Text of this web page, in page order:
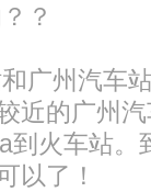
？
广州汽车
近的广州
到火车站。
以了！